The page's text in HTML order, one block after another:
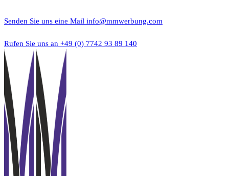
Inhalt
Senden Sie uns eine Mail info@mmwerbung.com
Rufen Sie uns an +49 (0) 7742 93 89 140